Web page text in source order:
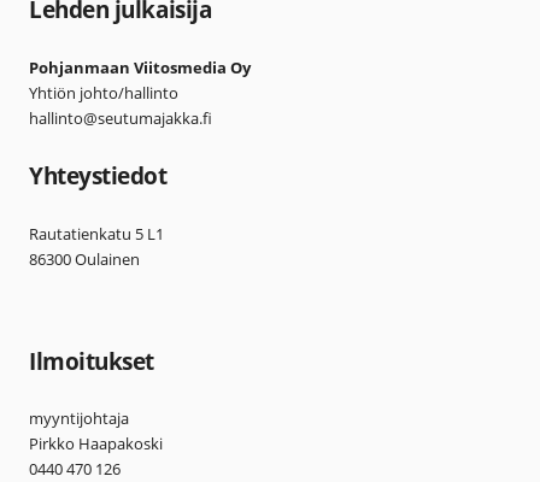
Lehden julkaisija
Pohjanmaan Viitosmedia Oy
Yhtiön johto/hallinto
hallinto@seutumajakka.fi
Yhteystiedot
Rautatienkatu 5 L1
86300 Oulainen
Ilmoitukset
myyntijohtaja
Pirkko Haapakoski
0440 470 126